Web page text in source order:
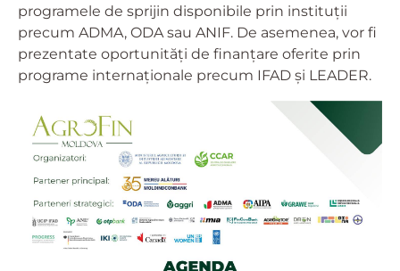
programele de sprijin disponibile prin instituții
precum ADMA, ODA sau ANIF. De asemenea, vor fi
prezentate oportunități de finanțare oferite prin
programe internaționale precum IFAD și LEADER.